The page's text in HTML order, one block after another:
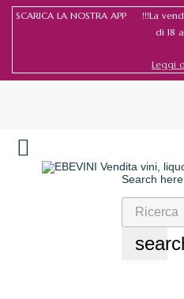
SCARICA LA NOSTRA APP !!!La
di 18
Leggi
Search